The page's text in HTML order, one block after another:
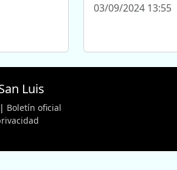
03/09/2024 13:55
Luis
| Boletín oficial